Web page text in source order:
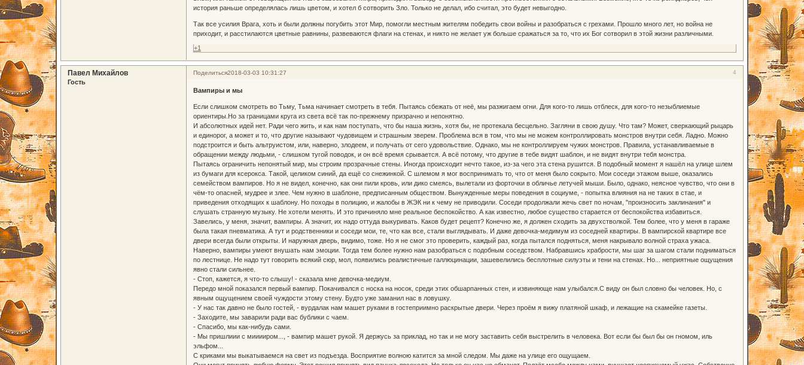
история раньше определялась лишь цветом, и хотел б сотворить Зло. Только не делал, ибо считал, это будет невыгодно.
Так все усилия Врага, хоть и были должны погубить этот Мир, помогли местным жителям победить свои войны и разобраться с грехами. Прошло много лет, но война не
приходит, и расстилаются цветные равнины, развеваются флаги на стенах, и никто не желает уж больше сражаться за то, что их Бог сотворил в этой жизни различными.
+1
Поделиться 4
2018-03-03 10:31:27
Павел Михайлов
Гость
Вампиры и мы
Если слишком смотреть во Тьму, Тьма начинает смотреть в тебя. Пытаясь сбежать от неё, мы разжигаем огни. Для кого-то лишь отблеск, для кого-то незыблиемые
ориентиры.Но за границами круга из света всё так по-прежнему призрачно и непонятно.
И абсолютных идей нет. Ради чего жить, и как нам поступать, что бы наша жизнь, хотя бы, не протекала бесцельно. Загляни в свою душу. Что там? Может, сверкающий рыцарь
и единорог, а может и то, что другие называют чудовищем и страшным зверем. Проблема вся в том, что мы не можем контроллировать монстров внутри себя. Ладно. Можно
подстроится и быть альтруистом, или, наверно, злодеем, и получать от сего удовольствие. Однако, мы не контроллируем чужих монстров. Правила, устанавливаемые в
обращении между людьми, - слишком тугой поводок, и он всё время срывается. А всё потому, что другие в тебе видят шаблон, и не видят внутри тебя монстра.
Пытаясь ограничить непонятый мир, мы строим прозрачные стены. Иногда происходит нечто такое, из-за чего эта стена рушится. В подобный момент я нашёл на улице шлем
из бумаги для ксерокса. Такой, целиком синий, да ещё со снежинкой. С шлемом я мог воспринимать то, что от меня было сокрыто. Мои соседи этажом выше, оказались
семейством вампиров. Но я не видел, конечно, как они пили кровь, или дико смеясь, вылетали из форточки в обличье летучей мыши. Было, однако, неясное чувство, что они в
чём-то опасней, мудрее и злее. Чем нужно в шаблоне, предписанным обществом. Вынужденные меры поведения в социуме, - попытка влияния на не таких в стае, и
приведения отходящих к шаблону. Но походы в полицию, и жалобы в ЖЭК ни к чему не приводили. Соседи продолжали жечь свет по ночам, "произносить заклинания" и
слушать странную музыку. Не хотели менять. И это причиняло мне реальное беспокойство. А как известно, любое существо старается от беспокойства избавиться.
Завелись, у меня, значит, вампиры. А значит, их надо оттуда выкуривать. Каков будет рецепт? Конечно же, я должен сходить за двухстволкой. Тем более, что у меня в гараже
была такая пневматика. А тут и родственники и соседи мои, те, что как все, стали выглядывать. И даже девочка-медимум из соседней квартиры. В вампирской квартире все
двери всегда были открыты. И наружная дверь, видимо, тоже. Но я не смог это проверить, каждый раз, когда пытался подняться, меня накрывало волной страха ужаса.
Наверно, вампиры умеют внушать нам эмоции. Тогда тем более нужно нам разобраться с подобным соседством. Набравшись храбрости, мы шаг за шагом стали подниматься
по лестнице. Не надо тут говорить всякий сюр, мол, появились реалистичные галлюцинации, зашевелились бесплотные силуэты и тени на стенах. Но... неприятные ощущения
явно стали сильнее.
- Стоп, кажется, я что-то слышу! - сказала мне девочка-медиум.
Передо мной показался первый вампир. Покачивался с носка на носок, среди этих обшарпанных стен, и извиняюще нам улыбался.С виду он был словно бы человек. Но, с
явным ощущением своей чуждости этому стену. Будто уже заманил нас в ловушку.
- У нас так давно не было гостей, - вурдалак нам машет руками в гостеприимно раскрытые двери. Через проём я вижу платяной шкаф, и лежащие на скамейке газеты.
- Заходите, мы заварили ради вас бублики с чаем.
- Спасибо, мы как-нибудь сами.
- Мы пришлиии с мииииром..., - вампир машет рукой. Я держусь за приклад, но так и не могу заставить себя выстрелить в человека. Вот если бы был бы он гномом, иль
эльфом...
С криками мы выкатываемся на свет из подъезда. Восприятие волною катится за мной следом. Мы даже на улице его ощущаем.